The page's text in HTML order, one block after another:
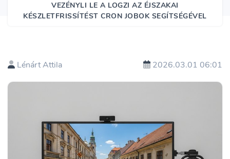
VEZÉNYLI LE A LOGZI AZ ÉJSZAKAI
KÉSZLETFRISSÍTÉST CRON JOBOK SEGÍTSÉGÉVEL
Lénárt Attila 2026.03.01 06:01